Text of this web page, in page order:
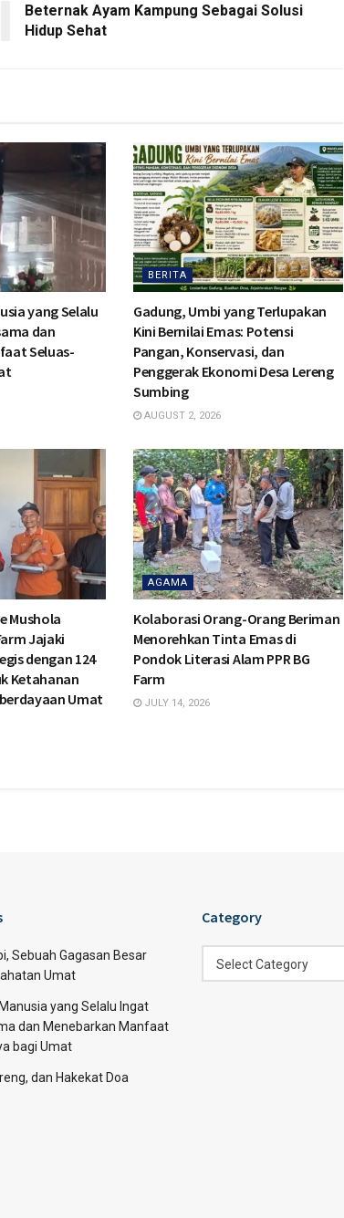
Beternak Ayam Kampung Sebagai Solusi
Hidup Sehat
yang Selalu
dan
Seluas-
BERITA
Gadung, Umbi yang Terlupakan
Kini Bernilai Emas: Potensi
Pangan, Konservasi, dan
Penggerak Ekonomi Desa Lereng
Sumbing
AUGUST 2, 2026
Mushola
Jajaki
dengan 124
Ketahanan
Umat
AGAMA
Kolaborasi Orang-Orang Beriman
Menorehkan Tinta Emas di
Pondok Literasi Alam PPR BG
Farm
JULY 14, 2026
Sebuah Gagasan Besar
Umat
yang Selalu Ingat
dan Menebarkan Manfaat
bagi Umat
dan Hakekat Doa
Category
Select Category